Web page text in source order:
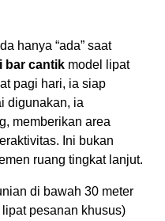
hanya “ada” saat
bar cantik model lipat
pagi hari, ia siap
digunakan, ia
memberikan area
Ini bukan
ruang tingkat lanjut.
di bawah 30 meter
pesanan khusus)